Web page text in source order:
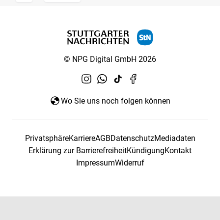
© NPG Digital GmbH 2026
Wo Sie uns noch folgen können
PrivatsphäreKarriereAGBDatenschutzMediadaten
Erklärung zur BarrierefreiheitKündigungKontakt
ImpressumWiderruf